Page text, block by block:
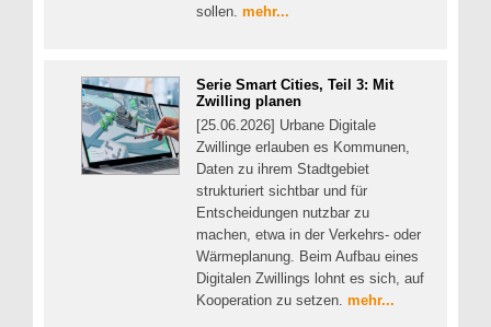
sollen. mehr...
Serie Smart Cities, Teil 3: Mit
Zwilling planen
[25.06.2026] Urbane Digitale
Zwillinge erlauben es Kommunen,
Daten zu ihrem Stadtgebiet
strukturiert sichtbar und für
Entscheidungen nutzbar zu
machen, etwa in der Verkehrs- oder
Wärmeplanung. Beim Aufbau eines
Digitalen Zwillings lohnt es sich, auf
Kooperation zu setzen. mehr...